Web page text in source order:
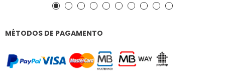
MÉTODOS DE PAGAMENTO